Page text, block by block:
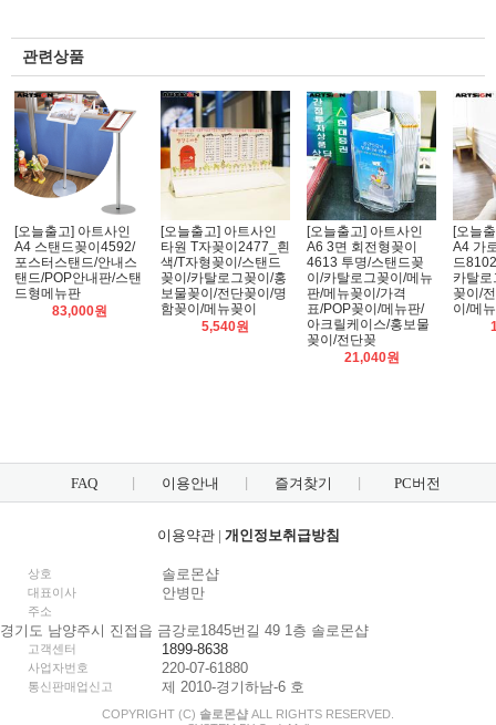
관련상품
[오늘출고] 아트사인
A4 스탠드꽂이4592/
포스터스탠드/안내스
탠드/POP안내판/스탠
드형메뉴판
83,000원
[오늘출고] 아트사인
타원 T자꽂이2477_흰
색/T자형꽂이/스탠드
꽂이/카탈로그꽂이/홍
보물꽂이/전단꽂이/명
함꽂이/메뉴꽂이
5,540원
[오늘출고] 아트사인
A6 3면 회전형꽂이
4613 투명/스탠드꽂
이/카탈로그꽂이/메뉴
판/메뉴꽂이/가격
표/POP꽂이/메뉴판/
아크릴케이스/홍보물
꽂이/전단꽂
21,040원
[오늘
A4 가
드
카탈
꽂이/
이/메
FAQ 이용안내 즐겨찾기 PC버전
이용약관| 개인정보취급방침
상호 솔로몬샵
대표이사 안병만
주소
경기도 남양주시 진접읍 금강로1845번길 49 1층 솔로몬샵
고객센터 1899-8638
사업자번호 220-07-61880
통신판매업신고 제 2010-경기하남-6 호
COPYRIGHT (C) 솔로몬샵 ALL RIGHTS RESERVED.